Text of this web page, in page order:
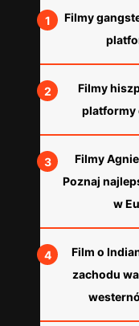
Filmy
Filmy
platformy
Filmy
Poznaj
w
Film o
zachodu